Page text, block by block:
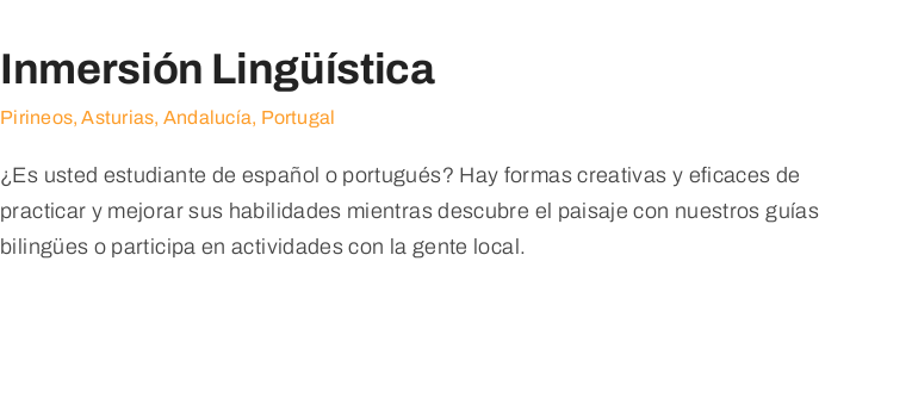
Inmersión Lingüística
Pirineos, Asturias, Andalucía, Portugal
¿Es usted estudiante de español o portugués? Hay formas creativas y eficaces de
practicar y mejorar sus habilidades mientras descubre el paisaje con nuestros guías
bilingües o participa en actividades con la gente local.